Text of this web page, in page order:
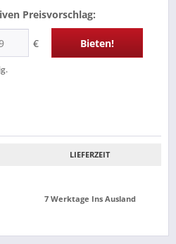
Preisvorschlag:
€ Bieten!
LIEFERZEIT
7 Werktage Ins Ausland